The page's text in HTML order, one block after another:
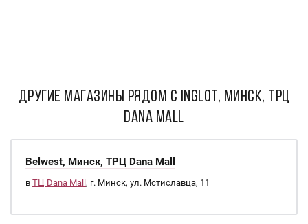
ДРУГИЕ МАГАЗИНЫ РЯДОМ С INGLOT, МИНСК, ТРЦ
DANA MALL
Belwest, Минск, ТРЦ Dana Mall
в ТЦ Dana Mall , г. Минск, ул. Мстиславца, 11